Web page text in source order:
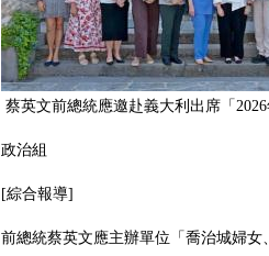
蔡英文前總統應邀赴義大利出席「
政治組
[綜合報導]
前總統蔡英文應主辦單位「喬治城婦女